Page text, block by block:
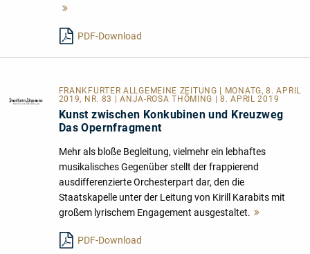
PDF-Download
FRANKFURTER ALLGEMEINE ZEITUNG | MONATG, 8. APRIL
2019, NR. 83 | ANJA-ROSA THÖMING | 8. APRIL 2019
Kunst zwischen Konkubinen und Kreuzweg
Das Opernfragment
Mehr als bloße Begleitung, vielmehr ein lebhaftes
musikalisches Gegenüber stellt der frappierend
ausdifferenzierte Orchesterpart dar, den die
Staatskapelle unter der Leitung von Kirill Karabits mit
großem lyrischem Engagement ausgestaltet.
PDF-Download